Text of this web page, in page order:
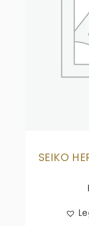
SEIKO